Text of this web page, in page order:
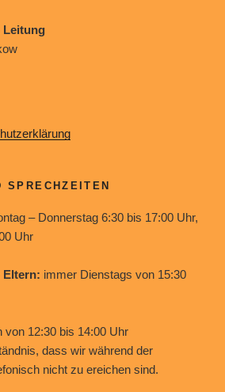
Leitung
SPRECHZEITEN
– Donnerstag 6:30 bis 17:00 Uhr,
Uhr
Eltern: immer Dienstags von 15:30
von 12:30 bis 14:00 Uhr
dass wir während der
nicht zu ereichen sind.